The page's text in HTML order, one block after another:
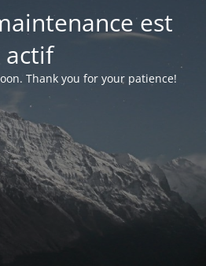
est
actif
Thank you for your patience!